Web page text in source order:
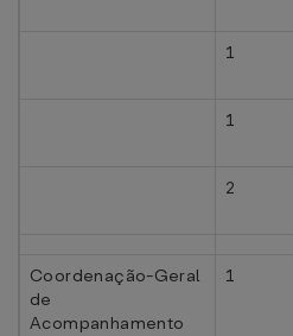
1
1
2
Coordenação-Geral
de
Acompanhamento
1